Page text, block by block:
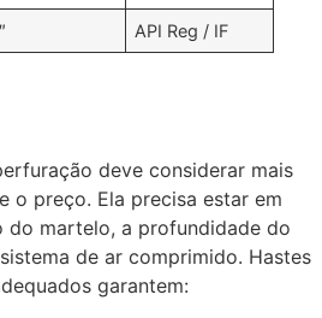
API Reg / IF
deve considerar mais
o preço. Ela precisa estar em
do martelo, a profundidade do
de ar comprimido. Hastes
garantem: